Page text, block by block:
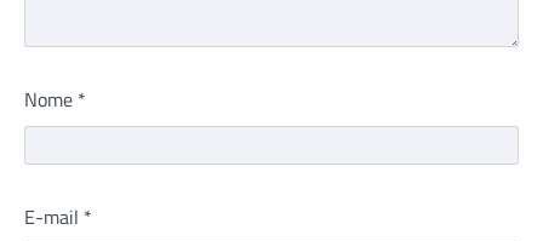
Nome *
E-mail *